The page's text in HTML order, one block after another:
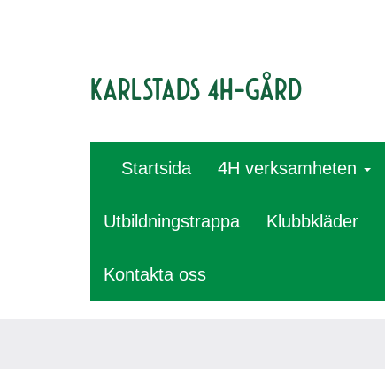
Karlstads 4H-gård
Startsida 4H verksamheten
Utbildningstrappa Klubbkläder
Kontakta oss